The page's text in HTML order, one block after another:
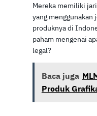
Mereka memiliki
yang menggunakan
produknya di
paham mengenai
legal?
Baca juga
Produk